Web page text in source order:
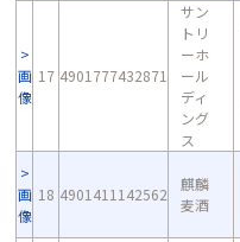
画
像
17 4901777432871
サン
トリ
ーホ
ール
ディ
ング
ス
画
像
18 4901411142562
麒麟
麦酒